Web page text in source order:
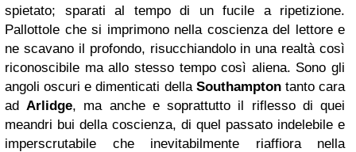
spietato; sparati al tempo di un fucile a ripetizione.
Pallottole che si imprimono nella coscienza del lettore e
ne scavano il profondo, risucchiandolo in una realtà così
riconoscibile ma allo stesso tempo così aliena. Sono gli
angoli oscuri e dimenticati della Southamptontanto cara
adArlidge, ma anche e soprattutto il riflesso di quei
meandri bui della coscienza, di quel passato indelebile e
imperscrutabile che inevitabilmente riaffiora nella